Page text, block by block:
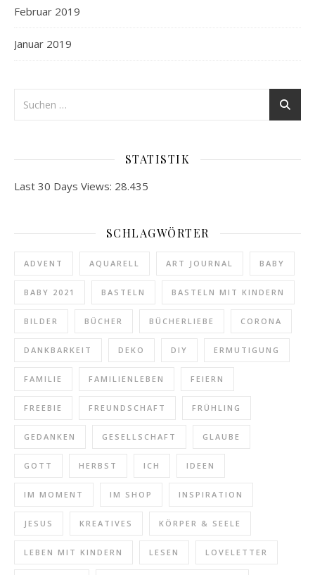
Februar 2019
Januar 2019
STATISTIK
Last 30 Days Views: 28.435
SCHLAGWÖRTER
ADVENT AQUARELL ART JOURNAL BABY
BABY 2021 BASTELN BASTELN MIT KINDERN
BILDER BÜCHER BÜCHERLIEBE CORONA
DANKBARKEIT DEKO DIY ERMUTIGUNG
FAMILIE FAMILIENLEBEN FEIERN
FREEBIE FREUNDSCHAFT FRÜHLING
GEDANKEN GESELLSCHAFT GLAUBE
GOTT HERBST ICH IDEEN
IM MOMENT IM SHOP INSPIRATION
JESUS KREATIVES KÖRPER & SEELE
LEBEN MIT KINDERN LESEN LOVELETTER